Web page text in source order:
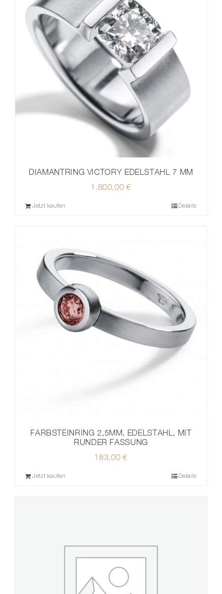
DIAMANTRING VICTORY EDELSTAHL 7 MM
1.800,00€
Jetzt kaufen Details
FARBSTEINRING 2,5MM, EDELSTAHL, MIT
RUNDER FASSUNG
183,00 €
Jetzt kaufen Details